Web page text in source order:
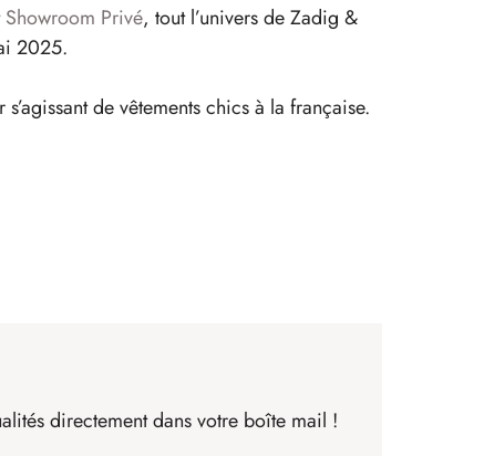
Showroom Privé, tout l’univers de Zadig &
2025.
de vêtements chics à la française.
directement dans votre boîte mail !